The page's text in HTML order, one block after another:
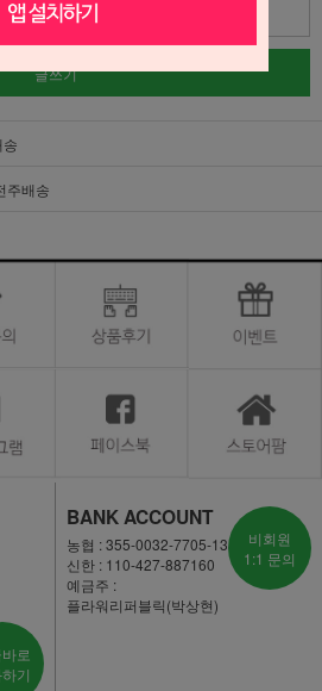
목록
글쓰기
주배송
로
기
BANK ACCOUNT
농협 : 355-0032-7705-13
신한 : 110-427-887160
예금주 :
플라워리퍼블릭(박상현)
비회원
1:1 문의